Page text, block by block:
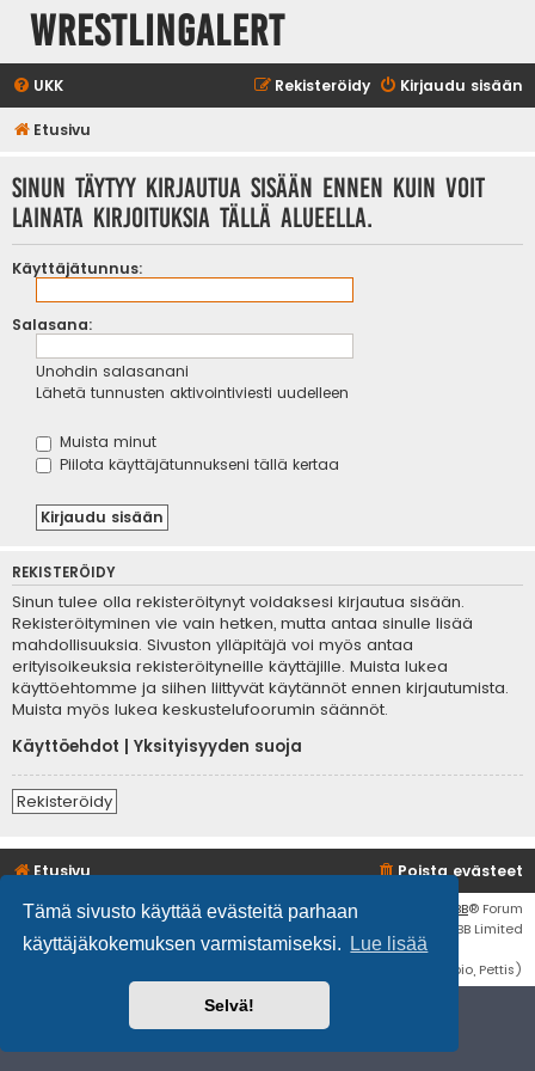
Tämä sivusto käyttää evästeitä parhaan
käyttäjäkokemuksen varmistamiseksi.
Lue lisää
Selvä!
WrestlingAlert
UKK Kirjaudu sisään
Rekisteröidy
Etusivu
Sinun täytyy kirjautua sisään ennen kuin voit
lainata kirjoituksia tällä alueella.
Käyttäjätunnus:
Salasana:
Unohdin salasanani
Lähetä tunnusten aktivointiviesti uudelleen
Muista minut
Piilota käyttäjätunnukseni tällä kertaa
REKISTERÖIDY
Sinun tulee olla rekisteröitynyt voidaksesi kirjautua sisään.
Rekisteröityminen vie vain hetken, mutta antaa sinulle lisää
mahdollisuuksia. Sivuston ylläpitäjä voi myös antaa
erityisoikeuksia rekisteröityneille käyttäjille. Muista lukea
käyttöehtomme ja siihen liittyvät käytännöt ennen kirjautumista.
Muista myös lukea keskustelufoorumin säännöt.
Käyttöehdot
Yksityisyyden suoja
Rekisteröidy
Etusivu Poista evästeet
Flat Style byIan Bradley• Keskustelufoorumin ohjelmisto phpBB® Forum
Software © phpBB Limited
Käännös: phpBB Suomi (lurttinen, harritapio, Pettis)